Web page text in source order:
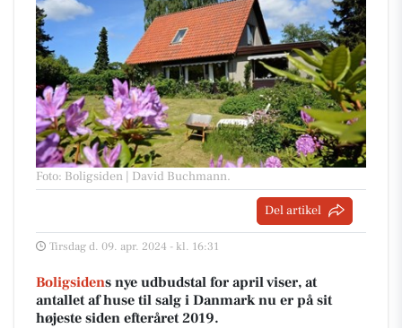
Foto: Boligsiden | David Buchmann.
Del artikel
Tirsdag d. 09. apr. 2024 - kl. 16:31
Boligsidens nye udbudstal for april viser, at
antallet af huse til salg i Danmark nu er på sit
højeste siden efteråret 2019.